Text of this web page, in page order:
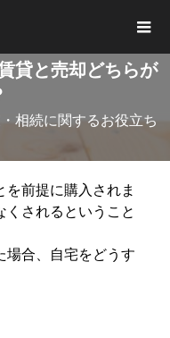
貸と売却どちらが
相続に関するお役立ち
前提に購入されま
されるということ
場合、自宅をどうす